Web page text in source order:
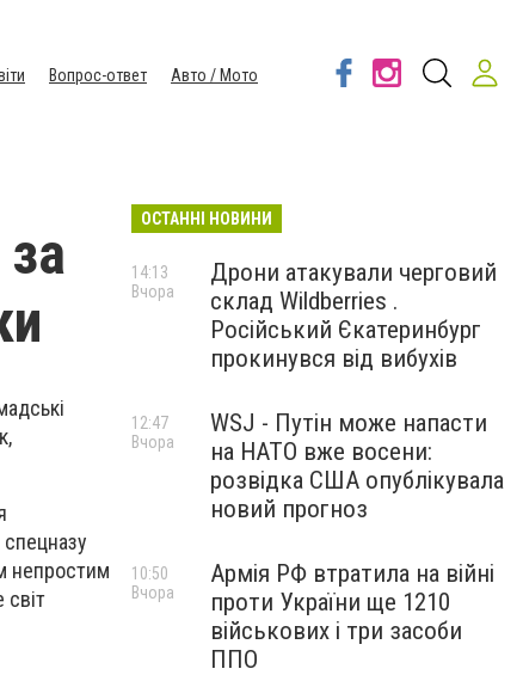
Вопрос-ответ
Авто / Мото
непростим
світ
ОСТАННІ НОВИНИ
Дрони атакували черговий
склад Wildberries .
Російський Єкатеринбург
прокинувся від вибухів
14:13
Вчора
WSJ - Путін може напасти
на НАТО вже восени:
розвідка США опублікувала
новий прогноз
12:47
Вчора
Армія РФ втратила на війні
проти України ще 1210
військових і три засоби
ППО
10:50
Вчора